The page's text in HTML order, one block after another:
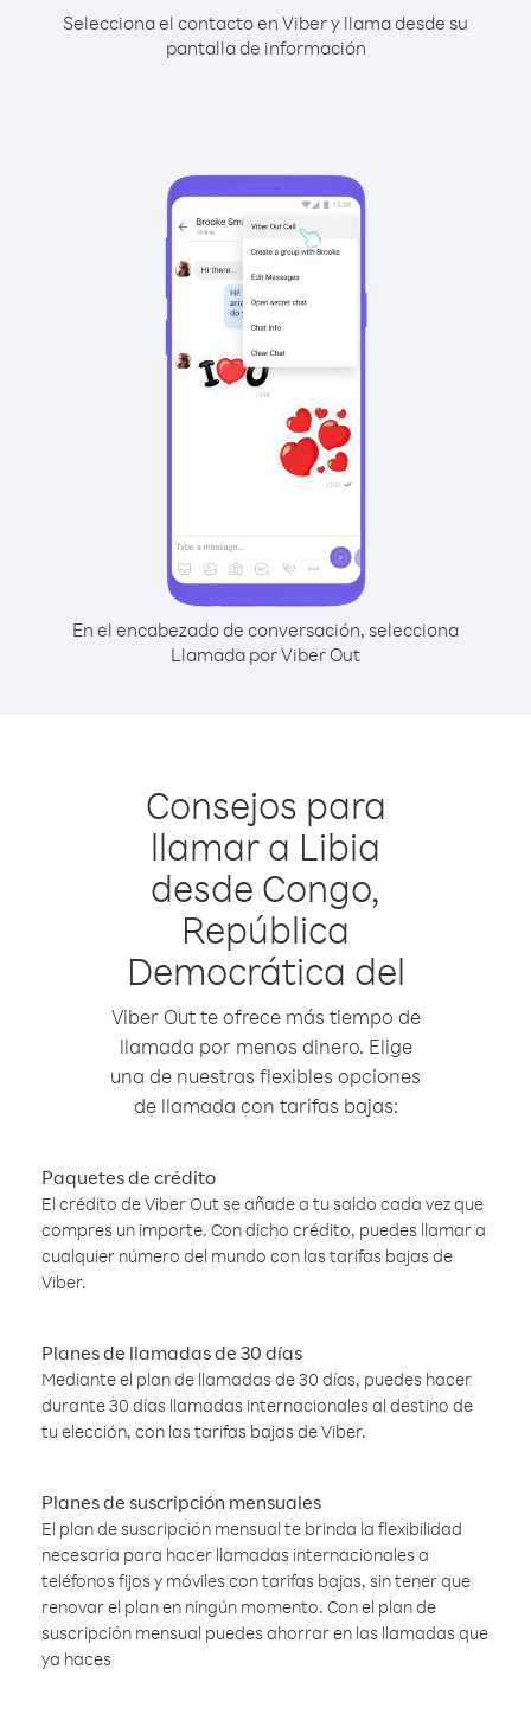
Selecciona el contacto en Viber y llama desde su
pantalla de información
En el encabezado de conversación, selecciona
Llamada por Viber Out
Consejos para
llamar a Libia
desde Congo,
República
Democrática del
Viber Out te ofrece más tiempo de
llamada por menos dinero. Elige
una de nuestras flexibles opciones
de llamada con tarifas bajas:
Paquetes de crédito
El crédito de Viber Out se añade a tu saldo cada vez que
compres un importe. Con dicho crédito, puedes llamar a
cualquier número del mundo con las tarifas bajas de
Viber.
Planes de llamadas de 30 días
Mediante el plan de llamadas de 30 días, puedes hacer
durante 30 días llamadas internacionales al destino de
tu elección, con las tarifas bajas de Viber.
Planes de suscripción mensuales
El plan de suscripción mensual te brinda la flexibilidad
necesaria para hacer llamadas internacionales a
teléfonos fijos y móviles con tarifas bajas, sin tener que
renovar el plan en ningún momento. Con el plan de
suscripción mensual puedes ahorrar en las llamadas que
ya haces